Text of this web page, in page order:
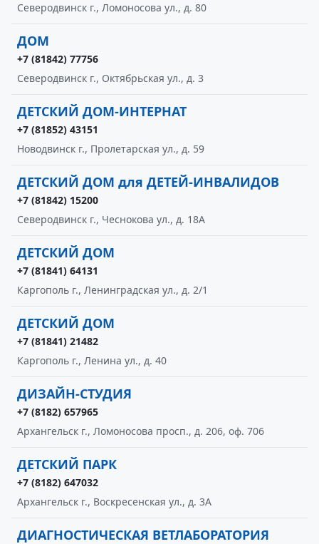
Северодвинск г., Ломоносова ул., д. 80
ДОМ
+7 (81842) 77756
Северодвинск г., Октябрьская ул., д. 3
ДЕТСКИЙ ДОМ-ИНТЕРНАТ
+7 (81852) 43151
Новодвинск г., Пролетарская ул., д. 59
ДЕТСКИЙ ДОМ для ДЕТЕЙ-ИНВАЛИДОВ
+7 (81842) 15200
Северодвинск г., Чеснокова ул., д. 18А
ДЕТСКИЙ ДОМ
+7 (81841) 64131
Каргополь г., Ленинградская ул., д. 2/1
ДЕТСКИЙ ДОМ
+7 (81841) 21482
Каргополь г., Ленина ул., д. 40
ДИЗАЙН-СТУДИЯ
+7 (8182) 657965
Архангельск г., Ломоносова просп., д. 206, оф. 706
ДЕТСКИЙ ПАРК
+7 (8182) 647032
Архангельск г., Воскресенская ул., д. 3А
ДИАГНОСТИЧЕСКАЯ ВЕТЛАБОРАТОРИЯ